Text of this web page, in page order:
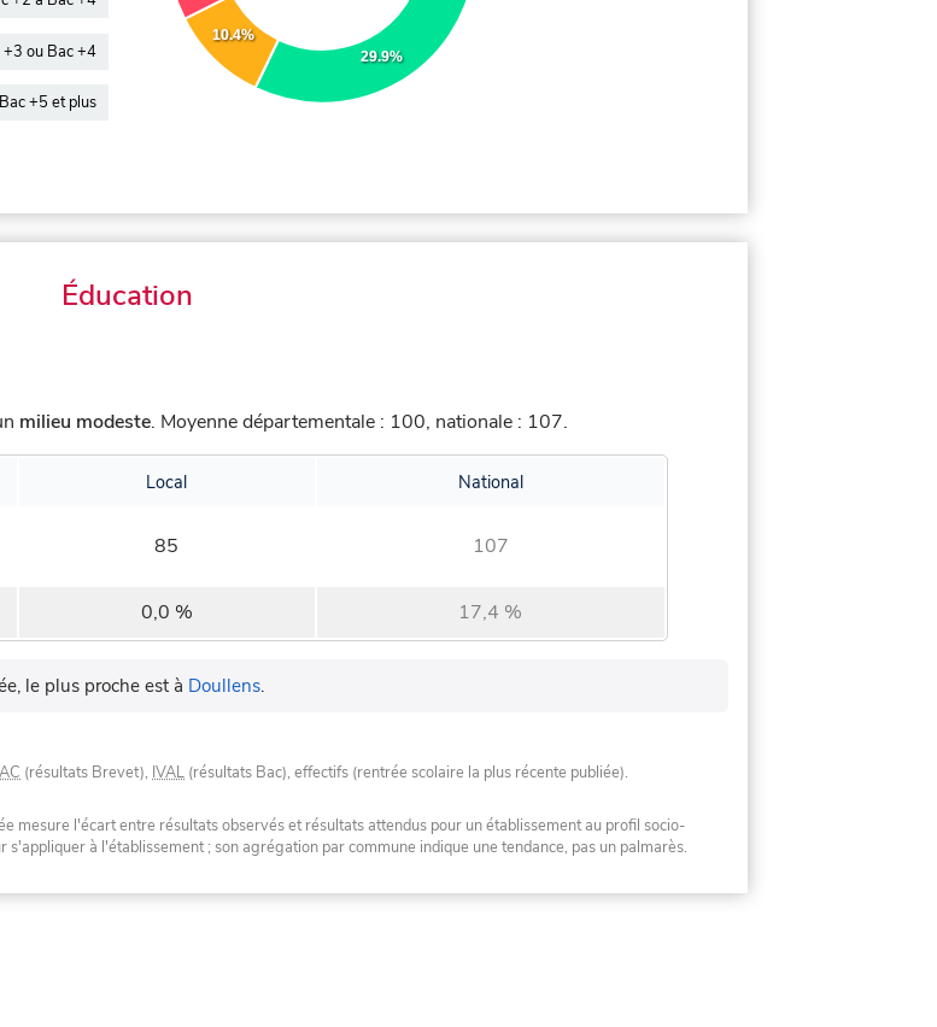
+3 ou Bac +4
Bac +5 et plus
29.9%
10.4%
Éducation
milieu modeste. Moyenne départementale : 100, nationale : 107.
Local National
85 107
0,0 % 17,4 %
le plus proche est à Doullens.
(résultats Brevet), IVAL (résultats Bac), effectifs (rentrée scolaire la plus récente publiée).
mesure l'écart entre résultats observés et résultats attendus pour un établissement au profil socio-
à l'établissement ; son agrégation par commune indique une tendance, pas un palmarès.